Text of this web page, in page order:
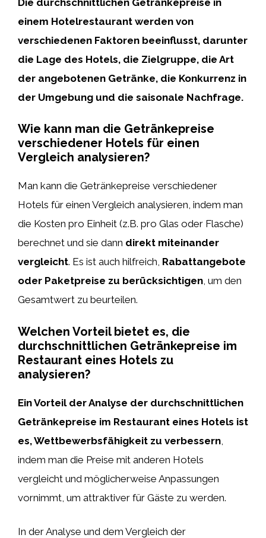
einem Hotelrestaurant werden von
verschiedenen Faktoren beeinflusst, darunter
die Lage des Hotels, die Zielgruppe, die Art
der angebotenen Getränke, die Konkurrenz in
der Umgebung und die saisonale Nachfrage.
Wie kann man die Getränkepreise
verschiedener Hotels für einen
Vergleich analysieren?
Man kann die Getränkepreise verschiedener
Hotels für einen Vergleich analysieren, indem man
die Kosten pro Einheit (z.B. pro Glas oder Flasche)
berechnet und sie dann direkt miteinander
vergleicht. Es ist auch hilfreich, Rabattangebote
oder Paketpreise zu berücksichtigen, um den
Gesamtwert zu beurteilen.
Welchen Vorteil bietet es, die
durchschnittlichen Getränkepreise im
Restaurant eines Hotels zu
analysieren?
Ein Vorteil der Analyse der durchschnittlichen
Getränkepreise im Restaurant eines Hotels ist
es, Wettbewerbsfähigkeit zu verbessern
indem man die Preise mit anderen Hotels
vergleicht und möglicherweise Anpassungen
vornimmt, um attraktiver für Gäste zu werden.
In der Analyse und dem Vergleich der